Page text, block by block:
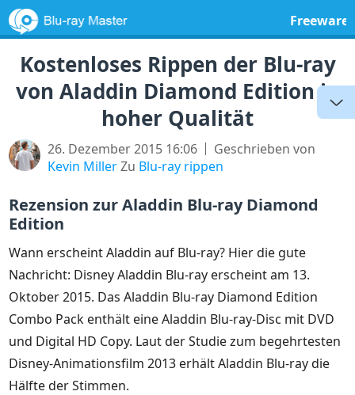
Freeware
Kostenloses Rippen der Blu-ray
von Aladdin Diamond Edition in
hoher Qualität
26. Dezember 2015 16:06
Geschrieben von
Kevin MillerZu Blu-ray rippen
Rezension zur Aladdin Blu-ray Diamond
Edition
Wann erscheint Aladdin auf Blu-ray? Hier die gute
Nachricht: Disney Aladdin Blu-ray erscheint am 13.
Oktober 2015. Das Aladdin Blu-ray Diamond Edition
Combo Pack enthält eine Aladdin Blu-ray-Disc mit DVD
und Digital HD Copy. Laut der Studie zum begehrtesten
Disney-Animationsfilm 2013 erhält Aladdin Blu-ray die
Hälfte der Stimmen.